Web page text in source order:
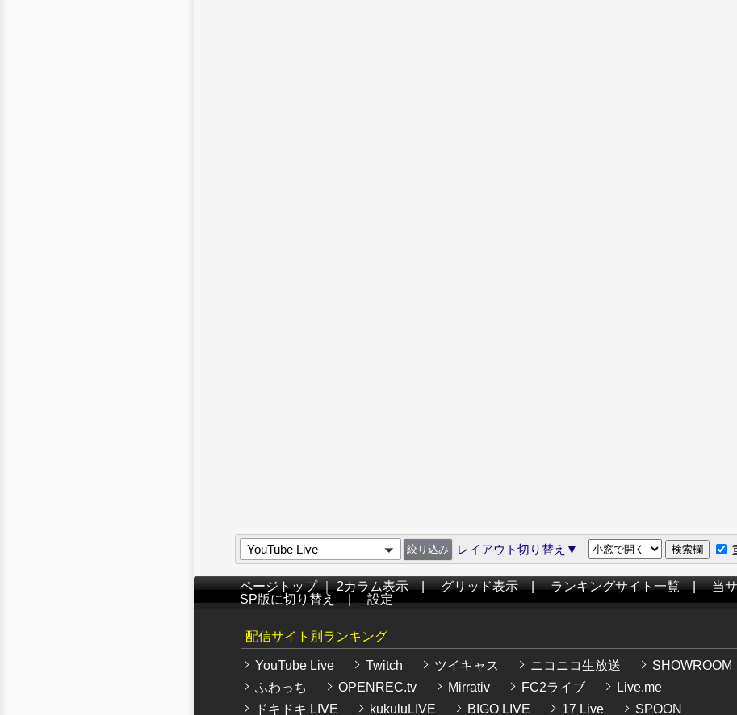
YouTube Live レイアウト切り替え▼
ページトップ｜2カラム表示|グリッド表示|ランキングサイト一覧|当
SP版に切り替え
設定
配信サイト別ランキング
YouTube Live Twitch ツイキャス ニコニコ生放送
SHOWROOM
ふわっち
OPENREC.tv Mirrativ FC2ライブ
Live.me
ドキドキ LIVE
kukuluLIVE BIGO LIVE 17 Live SPOON